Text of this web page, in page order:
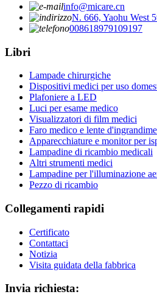
info@micare.cn
N. 666, Yaohu West
008618979109197
Libri
Lampade chirurgiche
Dispositivi medici per uso
Plafoniere a LED
Luci per esame medico
Visualizzatori di film medici
Faro medico e lente
Apparecchiature e monitor per
Lampadine di ricambio medicali
Altri strumenti medici
Lampadine per l'illuminazione
Pezzo di ricambio
Collegamenti rapidi
Certificato
Contattaci
Notizia
Visita guidata della fabbrica
Invia richiesta: